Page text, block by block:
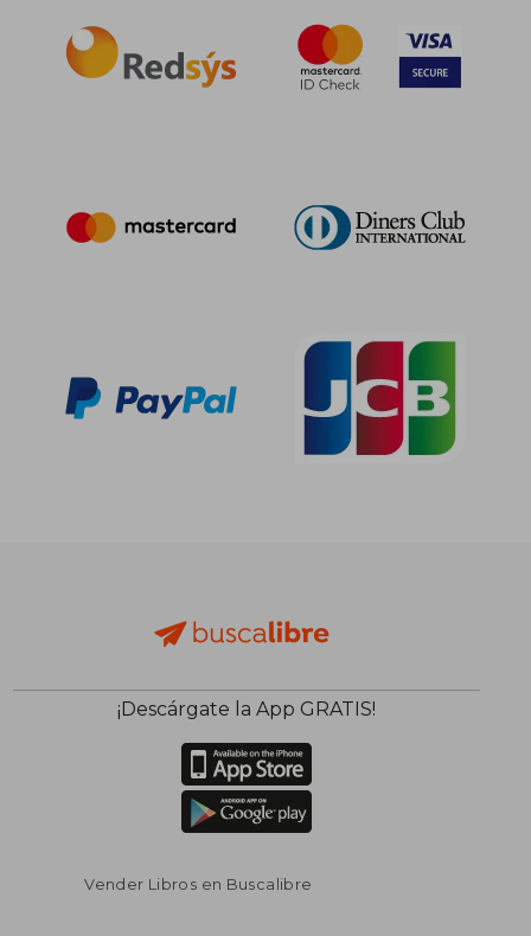
¡Descárgate la App GRATIS!
Vender Libros en Buscalibre